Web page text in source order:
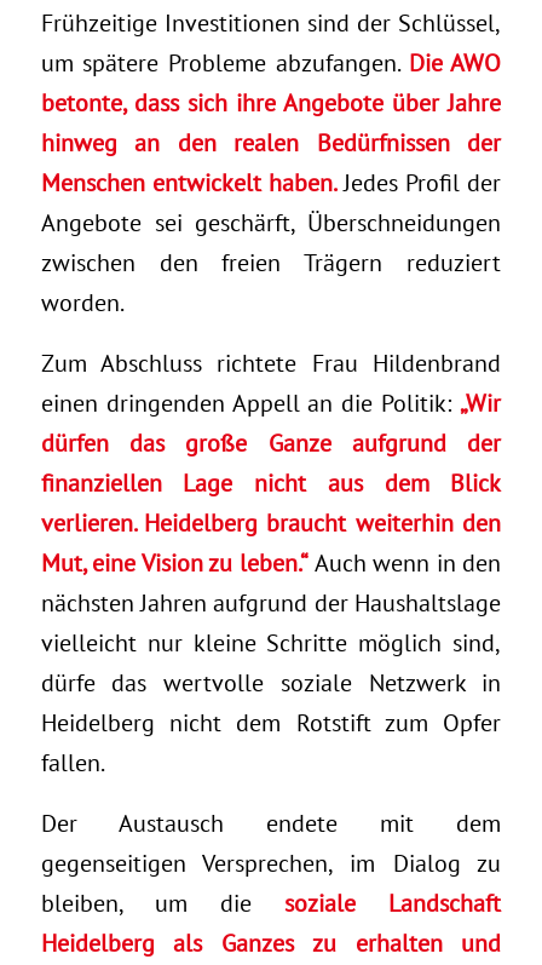
Frühzeitige Investitionen sind der Schlüssel,
um spätere Probleme abzufangen. Die AWO
betonte, dass sich ihre Angebote über Jahre
hinweg an den realen Bedürfnissen der
Menschen entwickelt haben.Jedes Profil der
Angebote sei geschärft, Überschneidungen
zwischen den freien Trägern reduziert
worden.
Zum Abschluss richtete Frau Hildenbrand
einen dringenden Appell an die Politik:„Wir
dürfen das große Ganze aufgrund der
finanziellen Lage nicht aus dem Blick
verlieren. Heidelberg braucht weiterhin den
Mut, eine Vision zu leben.“ Auch wenn in den
nächsten Jahren aufgrund der Haushaltslage
vielleicht nur kleine Schritte möglich sind,
dürfe das wertvolle soziale Netzwerk in
Heidelberg nicht dem Rotstift zum Opfer
fallen.
Der Austausch endete mit dem
gegenseitigen Versprechen, im Dialog zu
bleiben, um diesoziale Landschaft
Heidelberg als Ganzes zu erhalten und